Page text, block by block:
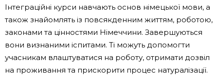
Інтеграційні курси навчають основ німецької мови, а
також знайомлять із повсякденним життям, роботою,
законами та цінностями Німеччини. Завершуються
вони визнаними іспитами. Ті можуть допомогти
учасникам влаштуватися на роботу, отримати дозвіл
на проживання та прискорити процес натуралізації.